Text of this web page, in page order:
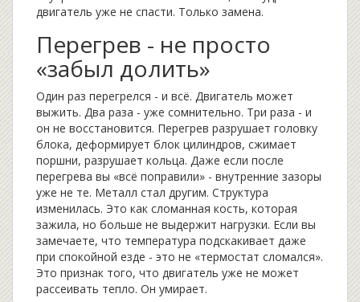
двигатель уже не спасти. Только замена.
Перегрев - не просто
«забыл долить»
Один раз перегрелся - и всё. Двигатель может
выжить. Два раза - уже сомнительно. Три раза - и
он не восстановится. Перегрев разрушает головку
блока, деформирует блок цилиндров, сжимает
поршни, разрушает кольца. Даже если после
перегрева вы «всё поправили» - внутренние зазоры
уже не те. Металл стал другим. Структура
изменилась. Это как сломанная кость, которая
зажила, но больше не выдержит нагрузки. Если вы
замечаете, что температура подскакивает даже
при спокойной езде - это не «термостат сломался».
Это признак того, что двигатель уже не может
рассеивать тепло. Он умирает.